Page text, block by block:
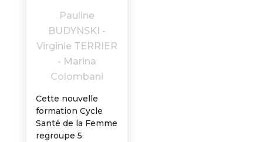
Pauline
BUDYNSKI -
Virginie TERRIER
- Marina
Colombani
Cette nouvelle
formation Cycle
Santé de la Femme
regroupe 5